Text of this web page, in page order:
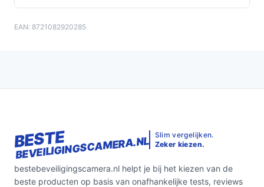
EAN: 8721082920285
BESTE
BEVEILIGINGSCAMERA.NL Slim vergelijken.
Zeker kiezen.
bestebeveiligingscamera.nl helpt je bij het kiezen van de
beste producten op basis van onafhankelijke tests, reviews